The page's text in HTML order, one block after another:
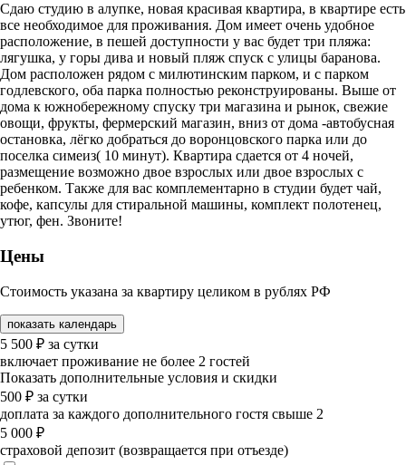
Сдаю студию в алупке, новая красивая квартира, в квартире есть
все необходимое для проживания. Дом имеет очень удобное
расположение, в пешей доступности у вас будет три пляжа:
лягушка, у горы дива и новый пляж спуск с улицы баранова.
Дом расположен рядом с милютинским парком, и с парком
годлевского, оба парка полностью реконструированы. Выше от
дома к южнобережному спуску три магазина и рынок, свежие
овощи, фрукты, фермерский магазин, вниз от дома -автобусная
остановка, лёгко добраться до воронцовского парка или до
поселка симеиз( 10 минут). Квартира сдается от 4 ночей,
размещение возможно двое взрослых или двое взрослых с
ребенком. Также для вас комплементарно в студии будет чай,
кофе, капсулы для стиральной машины, комплект полотенец,
утюг, фен. Звоните!
Цены
Стоимость указана за квартиру целиком в рублях РФ
показать календарь
5 500 ₽ за сутки
включает проживание не более 2 гостей
Показать дополнительные условия и скидки
500 ₽ за сутки
доплата за каждого дополнительного гостя свыше 2
5 000 ₽
страховой депозит (возвращается при отъезде)